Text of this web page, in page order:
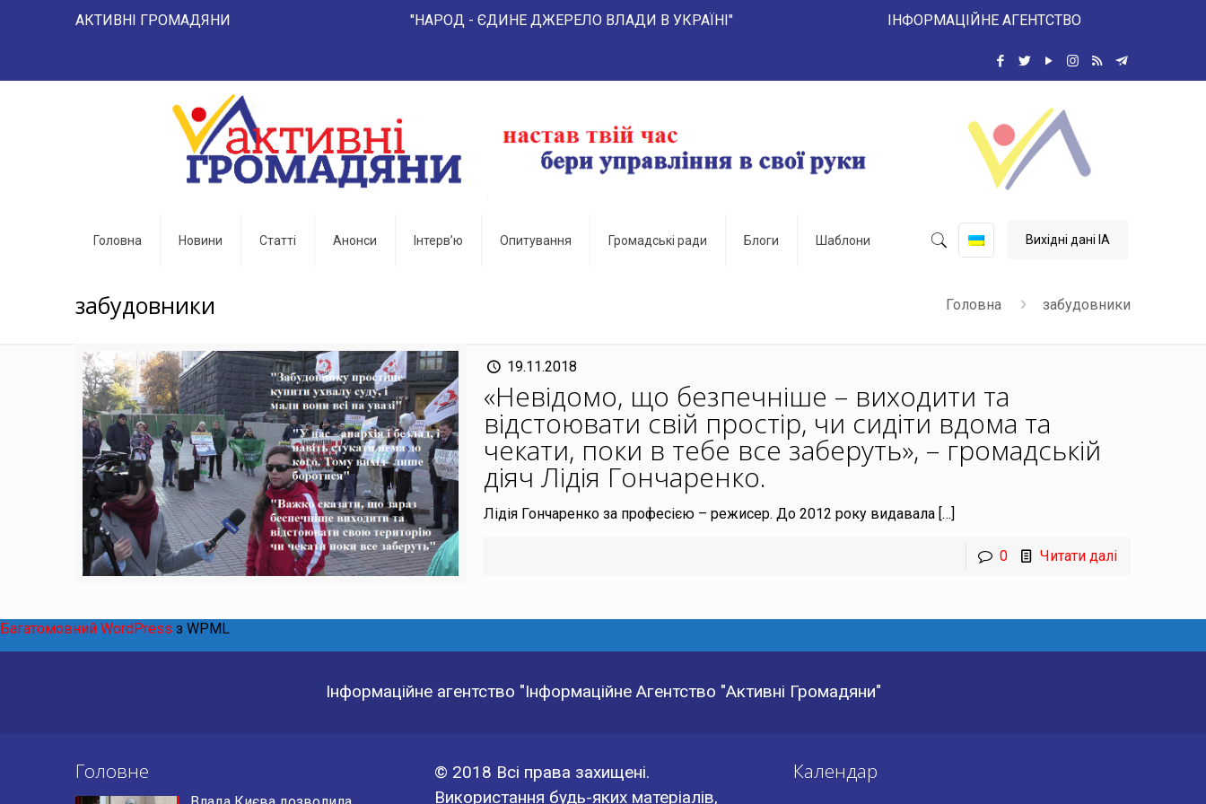
АКТИВНІ ГРОМАДЯНИ "НАРОД - ЄДИНЕ ДЖЕРЕЛО ВЛАДИ В УКРАЇНІ" ІНФОРМАЦІЙНЕ АГЕНТСТВО
Головна Новини Статті Анонси Інтерв’ю Опитування Громадські ради Блоги Шаблони Вихідні дані ІА
забудовники Головна забудовники
19.11.2018
«Невідомо, що безпечніше – виходити та
відстоювати свій простір, чи сидіти вдома та
чекати, поки в тебе все заберуть», – громадській
діяч Лідія Гончаренко.
Лідія Гончаренко за професією – режисер. До 2012 року видавала […]
0 Читати далі
Інформаційне агентство "Інформаційне Агентство "Активні Громадяни"
Головне
© 2018 Всі права захищені.
Використання будь-яких матеріалів,
Календар
Багатомовний WordPress з WPML